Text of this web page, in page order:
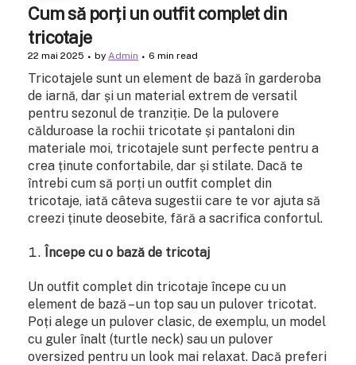
Cum să porți un outfit complet din
tricotaje
22 mai 2025 by Admin 6 min read
Tricotajele sunt un element de bază în garderoba
de iarnă, dar și un material extrem de versatil
pentru sezonul de tranziție. De la pulovere
călduroase la rochii tricotate și pantaloni din
materiale moi, tricotajele sunt perfecte pentru a
crea ținute confortabile, dar și stilate. Dacă te
întrebi cum să porți un outfit complet din
tricotaje, iată câteva sugestii care te vor ajuta să
creezi ținute deosebite, fără a sacrifica confortul.
Începe cu o bază de tricotaj
Un outfit complet din tricotaje începe cu un
element de bază – un top sau un pulover tricotat.
Poți alege un pulover clasic, de exemplu, un model
cu guler înalt (turtle neck) sau un pulover
oversized pentru un look mai relaxat. Dacă preferi